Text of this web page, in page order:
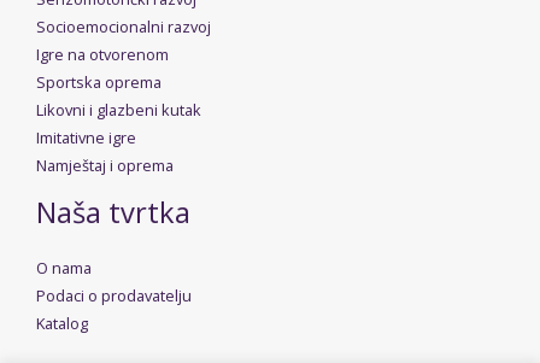
Socioemocionalni razvoj
Igre na otvorenom
Sportska oprema
Likovni i glazbeni kutak
Imitativne igre
Namještaj i oprema
Naša tvrtka
O nama
Podaci o prodavatelju
Katalog